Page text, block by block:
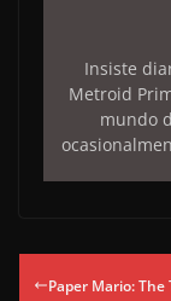
Insiste
Metroid
mundo
Paper Mario: